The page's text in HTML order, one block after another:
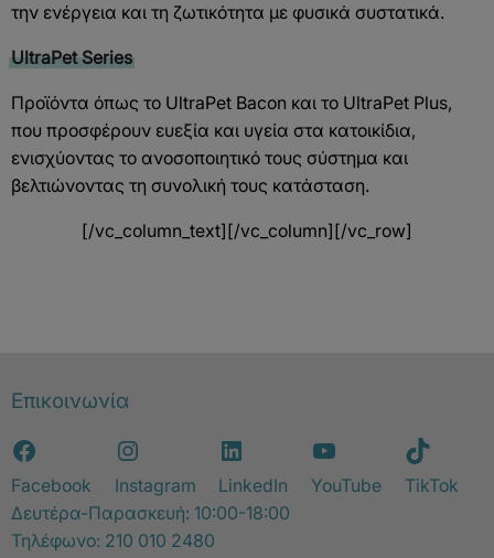
την ενέργεια και τη ζωτικότητα με φυσικά συστατικά.
UltraPet Series
Προϊόντα όπως το UltraPet Bacon και το UltraPet Plus,
που προσφέρουν ευεξία και υγεία στα κατοικίδια,
ενισχύοντας το ανοσοποιητικό τους σύστημα και
βελτιώνοντας τη συνολική τους κατάσταση.
[/vc_column_text][/vc_column][/vc_row]
Επικοινωνία
Facebook Instagram LinkedIn YouTube
TikTok
Δευτέρα-Παρασκευή: 10:00-18:00
Τηλέφωνο: 210 010 2480